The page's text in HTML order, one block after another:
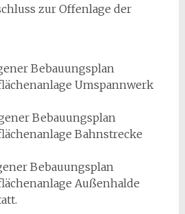
zur Offenlage der
Bebauungsplan
Umspannwerk
Bebauungsplan
Bahnstrecke
Bebauungsplan
Außenhalde